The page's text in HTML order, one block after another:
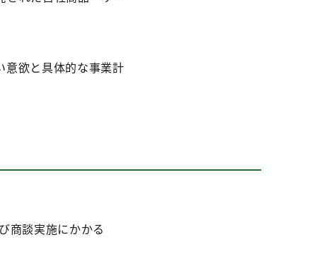
意欲と具体的な事業計
商談実施にかかる